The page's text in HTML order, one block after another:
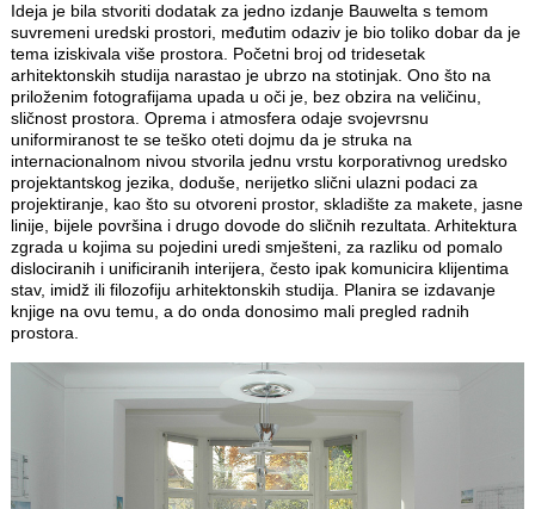
Ideja je bila stvoriti dodatak za jedno izdanje Bauwelta s temom
suvremeni uredski prostori, međutim odaziv je bio toliko dobar da je
tema iziskivala više prostora. Početni broj od tridesetak
arhitektonskih studija narastao je ubrzo na stotinjak. Ono što na
priloženim fotografijama upada u oči je, bez obzira na veličinu,
sličnost prostora. Oprema i atmosfera odaje svojevrsnu
uniformiranost te se teško oteti dojmu da je struka na
internacionalnom nivou stvorila jednu vrstu korporativnog uredsko
projektantskog jezika, doduše, nerijetko slični ulazni podaci za
projektiranje, kao što su otvoreni prostor, skladište za makete, jasne
linije, bijele površina i drugo dovode do sličnih rezultata. Arhitektura
zgrada u kojima su pojedini uredi smješteni, za razliku od pomalo
dislociranih i unificiranih interijera, često ipak komunicira klijentima
stav, imidž ili filozofiju arhitektonskih studija. Planira se izdavanje
knjige na ovu temu, a do onda donosimo mali pregled radnih
prostora.